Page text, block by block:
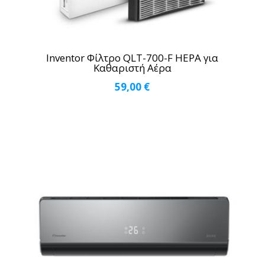
Inventor Φίλτρο QLT-700-F HEPA για
Καθαριστή Αέρα
59,00 €